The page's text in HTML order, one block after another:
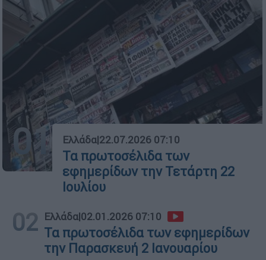
01 Ελλάδα|22.07.2026 07:10
Τα πρωτοσέλιδα των
εφημερίδων την Τετάρτη 22
Ιουλίου
02 Ελλάδα|02.01.2026 07:10
Τα πρωτοσέλιδα των εφημερίδων
την Παρασκευή 2 Ιανουαρίου